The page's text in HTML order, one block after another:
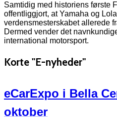
Samtidig med historiens første
offentliggjort, at Yamaha og
verdensmesterskabet allerede
Dermed vender det
international motorsport.
Korte "E-nyheder"
eCarExpo i Bella
oktober